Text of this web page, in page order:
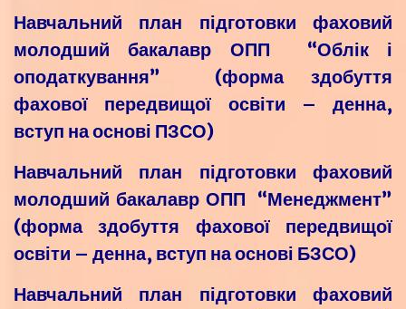
Навчальний план підготовки фаховий
молодший бакалавр ОПП “Облік і
оподаткування” (форма здобуття
фахової передвищої освіти – денна,
вступ на основі ПЗСО)
Навчальний план підготовки фаховий
молодший бакалавр ОПП “Менеджмент”
(форма здобуття фахової передвищої
освіти – денна, вступ на основі БЗСО)
Навчальний план підготовки фаховий